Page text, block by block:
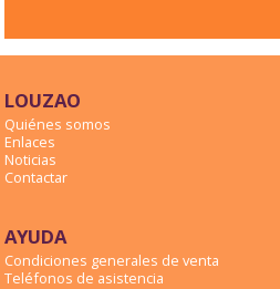
LOUZAO
Quiénes somos
Enlaces
Noticias
Contactar
AYUDA
Condiciones generales de venta
Teléfonos de asistencia